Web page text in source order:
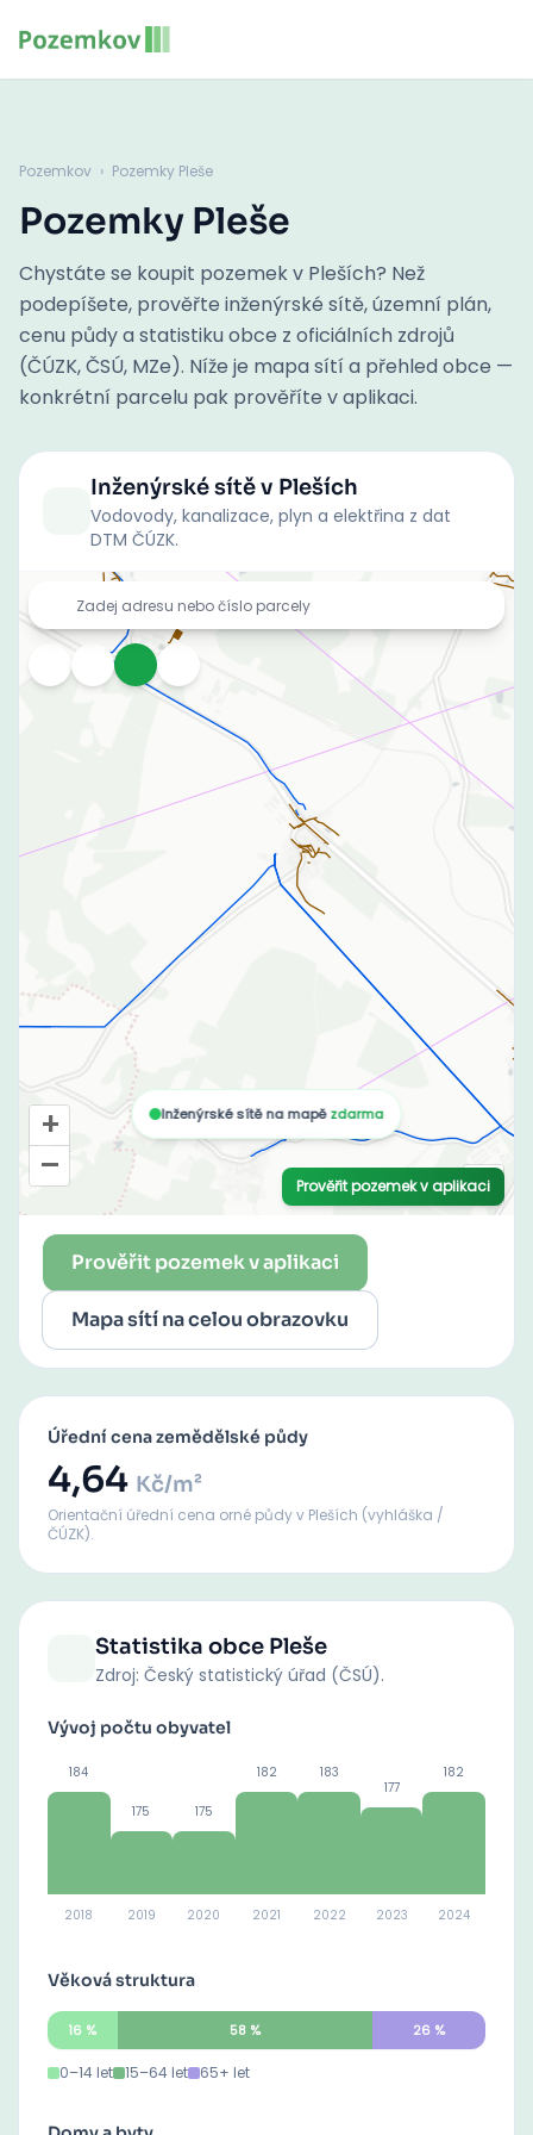
Pozemkov › Pozemky Pleše
Pozemky Pleše
Chystáte se koupit pozemek v Pleších? Než
podepíšete, prověřte inženýrské sítě, územní plán,
cenu půdy a statistiku obce z oficiálních zdrojů
(ČÚZK, ČSÚ, MZe). Níže je mapa sítí a přehled obce —
konkrétní parcelu pak prověříte v aplikaci.
Inženýrské sítěv Pleších
Vodovody, kanalizace, plyn a elektřina z dat
DTM ČÚZK.
Prověřit pozemek v aplikaci
Mapa sítí na celou obrazovku
Úřední cena zemědělské půdy
4,64 Kč/m²
Orientační úřední cena orné půdyv Pleších (vyhláška /
ČÚZK).
Statistika obce Pleše
Zdroj: Český statistický úřad (ČSÚ).
Vývoj počtu obyvatel
184
2018
175
2019
175
2020
182
2021
183
2022
177
2023
182
2024
Věková struktura
16 % 58% 26%
0–14 let 15–64 let 65+ let